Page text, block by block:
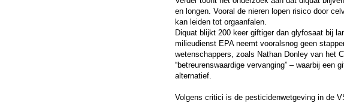
en longen. Vooral de nieren lopen risico door
kan leiden tot orgaanfalen.
Diquat blijkt 200 keer giftiger dan glyfosaat bij
milieudienst EPA neemt vooralsnog geen
wetenschappers, zoals Nathan Donley van het
“betreurenswaardige vervanging” – waarbij een
alternatief.
Volgens critici is de pesticidenwetgeving in de